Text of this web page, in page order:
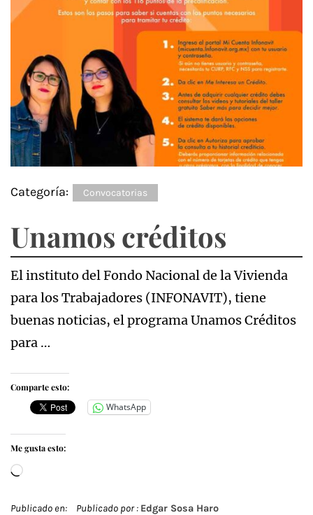
Categoría: Convocatorias
Unamos créditos
El instituto del Fondo Nacional de la Vivienda
para los Trabajadores (INFONAVIT), tiene
buenas noticias, el programa Unamos Créditos
para …
Comparte esto:
WhatsApp
Me gusta esto:
Cargando...
Publicado en: Publicado por : Edgar Sosa Haro